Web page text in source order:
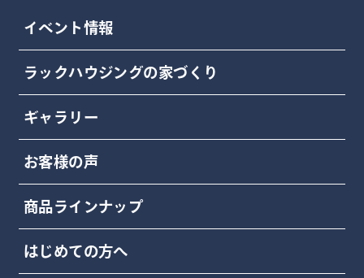
イベント情報
ラックハウジングの家づくり
ギャラリー
お客様の声
商品ラインナップ
はじめての方へ